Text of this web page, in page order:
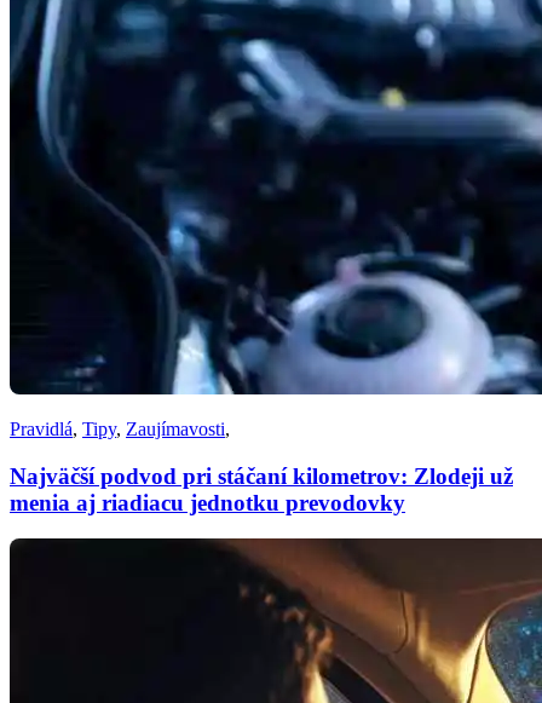
Pravidlá, Tipy, Zaujímavosti,
Najväčší podvod pri stáčaní kilometrov: Zlodeji už
menia aj riadiacu jednotku prevodovky